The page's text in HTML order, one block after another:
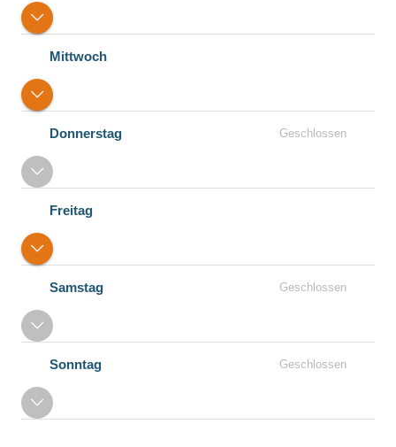
Mittwoch
Donnerstag Geschlossen
Freitag
Samstag Geschlossen
Sonntag Geschlossen